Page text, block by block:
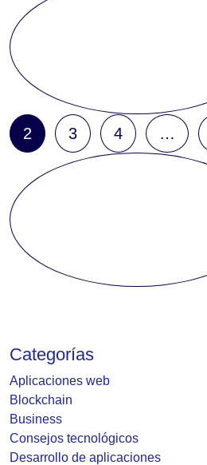
2 3 4 …
Categorías
Aplicaciones web
Blockchain
Business
Consejos tecnológicos
Desarrollo de aplicaciones